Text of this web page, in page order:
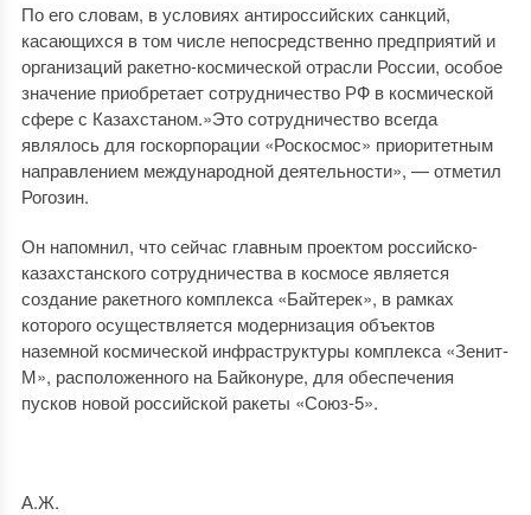
По его словам, в условиях антироссийских санкций,
касающихся в том числе непосредственно предприятий и
организаций ракетно-космической отрасли России, особое
значение приобретает сотрудничество РФ в космической
сфере с Казахстаном.»Это сотрудничество всегда
являлось для госкорпорации «Роскосмос» приоритетным
направлением международной деятельности», — отметил
Рогозин.
Он напомнил, что сейчас главным проектом российско-
казахстанского сотрудничества в космосе является
создание ракетного комплекса «Байтерек», в рамках
которого осуществляется модернизация объектов
наземной космической инфраструктуры комплекса «Зенит-
М», расположенного на Байконуре, для обеспечения
пусков новой российской ракеты «Союз-5».
А.Ж.